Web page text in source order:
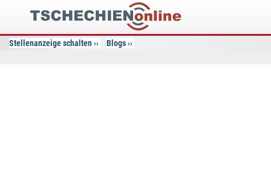
Tschechien
Online
Stellenanzeige schalten Blogs